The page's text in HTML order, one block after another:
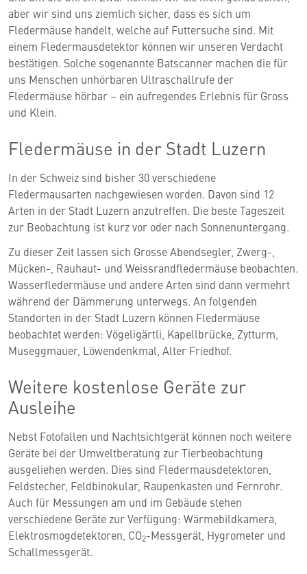
aber wir sind uns ziemlich sicher, dass es sich um
Fledermäuse handelt, welche auf Futtersuche sind. Mit
einem Fledermausdetektor können wir unseren Verdacht
bestätigen. Solche sogenannte Batscanner machen die für
uns Menschen unhörbaren Ultraschallrufe der
Fledermäuse hörbar – ein aufregendes Erlebnis für Gross
und Klein.
Fledermäuse in der Stadt Luzern
In der Schweiz sind bisher 30 verschiedene
Fledermausarten nachgewiesen worden. Davon sind 12
Arten in der Stadt Luzern anzutreffen. Die beste Tageszeit
zur Beobachtung ist kurz vor oder nach Sonnenuntergang.
Zu dieser Zeit lassen sich Grosse Abendsegler, Zwerg-,
Mücken-, Rauhaut- und Weissrandfledermäuse beobachten.
Wasserfledermäuse und andere Arten sind dann vermehrt
während der Dämmerung unterwegs. An folgenden
Standorten in der Stadt Luzern können Fledermäuse
beobachtet werden: Vögeligärtli, Kapellbrücke, Zytturm,
Museggmauer, Löwendenkmal, Alter Friedhof.
Weitere kostenlose Geräte zur
Ausleihe
Nebst Fotofallen und Nachtsichtgerät können noch weitere
Geräte bei der Umweltberatung zur Tierbeobachtung
ausgeliehen werden. Dies sind Fledermausdetektoren,
Feldstecher, Feldbinokular, Raupenkasten und Fernrohr.
Auch für Messungen am und im Gebäude stehen
verschiedene Geräte zur Verfügung: Wärmebildkamera,
Elektrosmogdetektoren, CO2-Messgerät, Hygrometer und
Schallmessgerät.